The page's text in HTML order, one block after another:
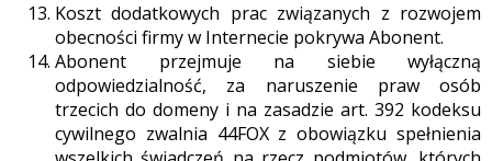
Koszt dodatkowych prac związanych z rozwojem
obecności firmy w Internecie pokrywa Abonent.
Abonent przejmuje na siebie wyłączną
odpowiedzialność, za naruszenie praw osób
trzecich do domeny i na zasadzie art. 392 kodeksu
cywilnego zwalnia 44FOX z obowiązku spełnienia